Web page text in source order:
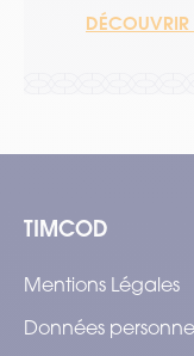
DÉCOUVRIR
TIMCOD
Mentions Légales
Données